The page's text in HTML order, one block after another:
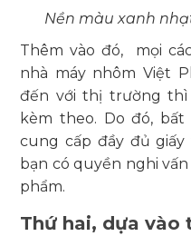
Nền màu xanh
Thêm vào đó, mọi
nhà máy nhôm Việt
đến với thị trường thì
kèm theo. Do đó,
cung cấp đầy đủ
bạn có quyền nghi
phẩm.
Thứ hai, dựa vào